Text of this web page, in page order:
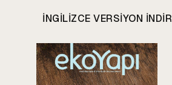
INGILIZCE VERSIYON INDIR